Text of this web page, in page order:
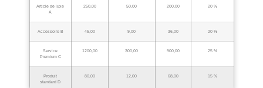
Article de luxe
A
250,00 50,00 200,00 20 %
Accessoire B 45,00 9,00 36,00 20 %
Service
Premium C
1200,00 300,00 900,00 25 %
Produit
standard D
80,00 12,00 68,00 15 %